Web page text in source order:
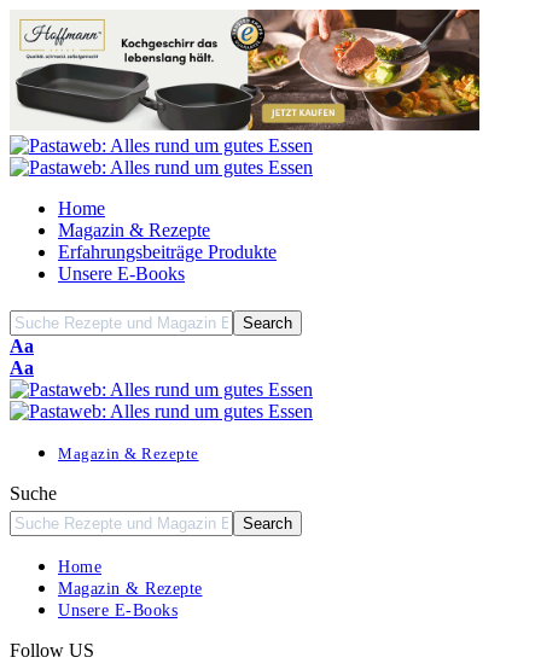
Home
Magazin & Rezepte
Erfahrungsbeiträge Produkte
Unsere E-Books
Font
Resizer
Aa
Font
Resizer
Aa
Magazin & Rezepte
Suche
Home
Magazin & Rezepte
Unsere E-Books
Follow US